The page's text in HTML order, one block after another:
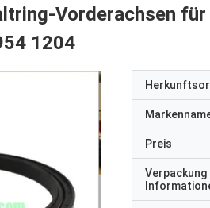
Vorderachsen für
1204
Preis
Verpackung